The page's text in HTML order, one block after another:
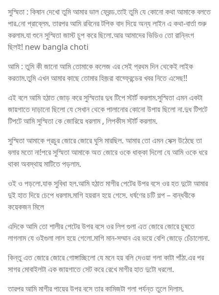
সুস্মিতা : কিষান দেখো তুমি আমার ভাল ফ্রেন্ড.তাই তুমি যে কোনো কথা আমাকে বলতে
পার.নো প্রাব্লেম. তারপর আমি রবিনের টপিক বাদ দিয়ে অন্য লাইন এ কথা-বার্তা শুরু
করলাম.যা শুনে সুস্মিতা জাস্ট চুপ করে ছিলো.আর আমাদের ভিডিও তো রান্নিংগ
ছিলই! new bangla choti
আমি : তুমি কী জানো আমি তোমাকে কলেজ এর সেই প্রথম দিন থেকেই লাইক
করতাম.তুমি এখন আমার কাছে তোমার হিজ়রা বায্ফ্রেন্ডের খবর নিতে এসেছ!!
এই বলে আমি হঠাত জোড় করে সুস্মিতার দুধ টিপে স্টার্ট করলাম.সুস্মিতা এমন একটা
জায়গাতে দাড়ানো ছিলো যে সেখান থেকে পালানোর কোনো উপায় ছিলো না.দুধ টিপটে
টিপটে আমি সুস্মিতা কে জোরিয়ে ধরলাম , লিপকীস স্টার্ট করলাম.
সুস্মিতা আমাকে প্রচুর জোরে জোরে ঘুসি মারছিল. আমার তো এমন সেক্স উঠেছে তা
বলার মতো না!পরে সুস্মিতা আমাকে অত জোরে ওকে ধাক্কা দিলো যে আমি ওকে ধরে
থাকা অবস্থায় মাটিতে পড়লাম.
ওই ও পড়লো.যাক সুবিধা হল.আমি হঠাত মাগীর পেটের উপর বসে ওর হত দুটো আমার
দুই হাত দিয়ে চেপে ধরলাম.মাগি হয়রান হয়ে গেসে. ধর্ষণের চটি গল্প – বান্ধবীকে
কয়েকজন মিলে
এদিকে আমি তো শালীর পেটের উপর বসে ওর লিপ গুলা এত জোরে জোরে চুষতে
লাগলাম যে ওইগুলা লাল হয়ে গেলো.মাগি মান-সম্মান এর ভয়ে বেশি জোড়ে চেঁচালোনা.
কিন্তু এত জোরে জোরে গোঙ্গাচ্ছিলো যে মনে হয় বলি দেওয়া গলা কাটা পাঁঠা.এর পর
সাগর মোবাইলটা এক জায়গাতে সেট করে রেখে মাগীর হাত দুটো ধরলো.
তারপর আমি মাগীর পায়ের উপর বসে তার কামিজটা গলা পর্যন্ত তুলে দিলাম.